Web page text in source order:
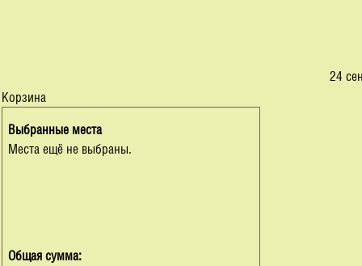
24
Корзина
Выбранные места
Места ещё не выбраны.
Общая сумма: